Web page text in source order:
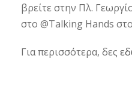
βρείτε στην Πλ.
στο @Talking Hands
Για περισσότερα, δες